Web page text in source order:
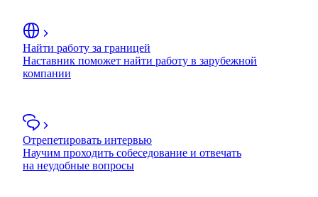
Найти работу за границей
Наставник поможет найти работу в зарубежной
компании
Отрепетировать интервью
Научим проходить собеседование и отвечать
на неудобные вопросы